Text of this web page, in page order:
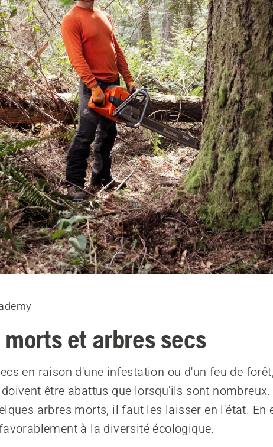
et arbres secs
en raison d'une infestation ou d'un feu de
doivent être abattus que lorsqu'ils sont
arbres morts, il faut les laisser en l'état. En
à la diversité écologique.